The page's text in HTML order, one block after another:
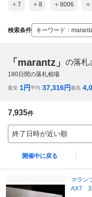
7 8 8006
検索条件 キーワード ：
「marantz」 の落札
180日間の落札相場
最安 1円平均 37,316円最高
7,935件
終了日時が近い順
開催中に戻る
マラ
AX7 3